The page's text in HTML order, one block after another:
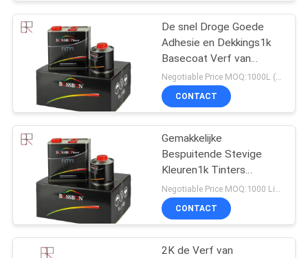
OM
EEN
CITAAT
SITEMAP
PRIVACY
POLICY
De snel Droge Goede
Adhesie en Dekkings1k
Basecoat Verf van
Autorefinish
Negotiable Price MOQ:1000L (gemengde items zijn acceptabel)
CONTACT
Gemakkelijke
Bespuitende Stevige
Kleuren1k Tinters
Automobielrefinish VerfNegotiable Price MOQ:1000 Liter
CONTACT
2K de Verf van